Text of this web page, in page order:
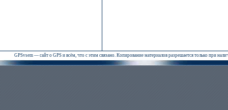
GPSvsem — сайт о GPS и всём, что с этим связано. Копирование материалов разрешается только при